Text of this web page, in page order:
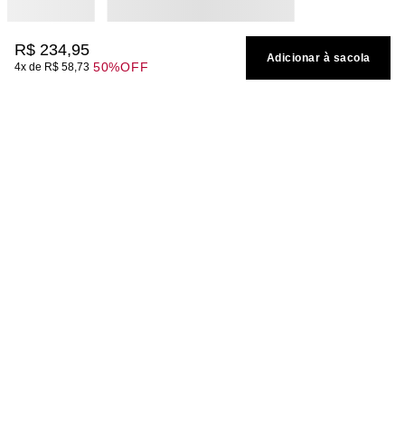
R$ 234,95
4 R$ 58 73 50%OFF
Adicionar à sacola